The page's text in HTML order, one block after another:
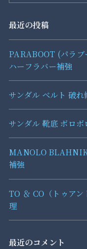
最近の投稿
PARABOOT (パラブ
ハーフラバー補強
サンダル ベルト 破れ
サンダル 靴底 ボロボ
MANOLO
補強
TO ＆ CO（トゥア
理
最近のコメント